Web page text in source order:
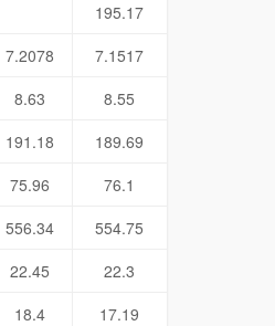
195.17
7.2078
7.1517
8.63
8.55
191.18
189.69
75.96
76.1
556.34
554.75
22.45
22.3
18.4
17.19